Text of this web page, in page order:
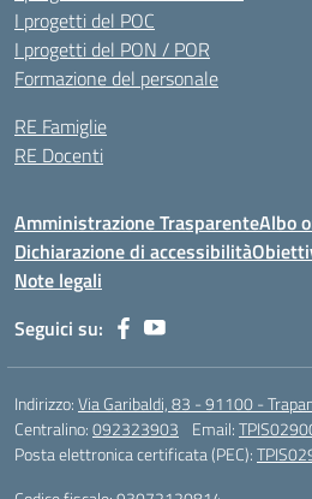
I progetti del POC
I progetti del PON / POR
Formazione del personale
RE Famiglie
RE Docenti
Amministrazione TrasparenteAlbo
Dichiarazione di accessibilità
Note legali
Seguici su:
Indirizzo:Via Garibaldi, 83 - 91100 -
Centralino:092323903 Email:
Posta elettronica certificata (PEC):